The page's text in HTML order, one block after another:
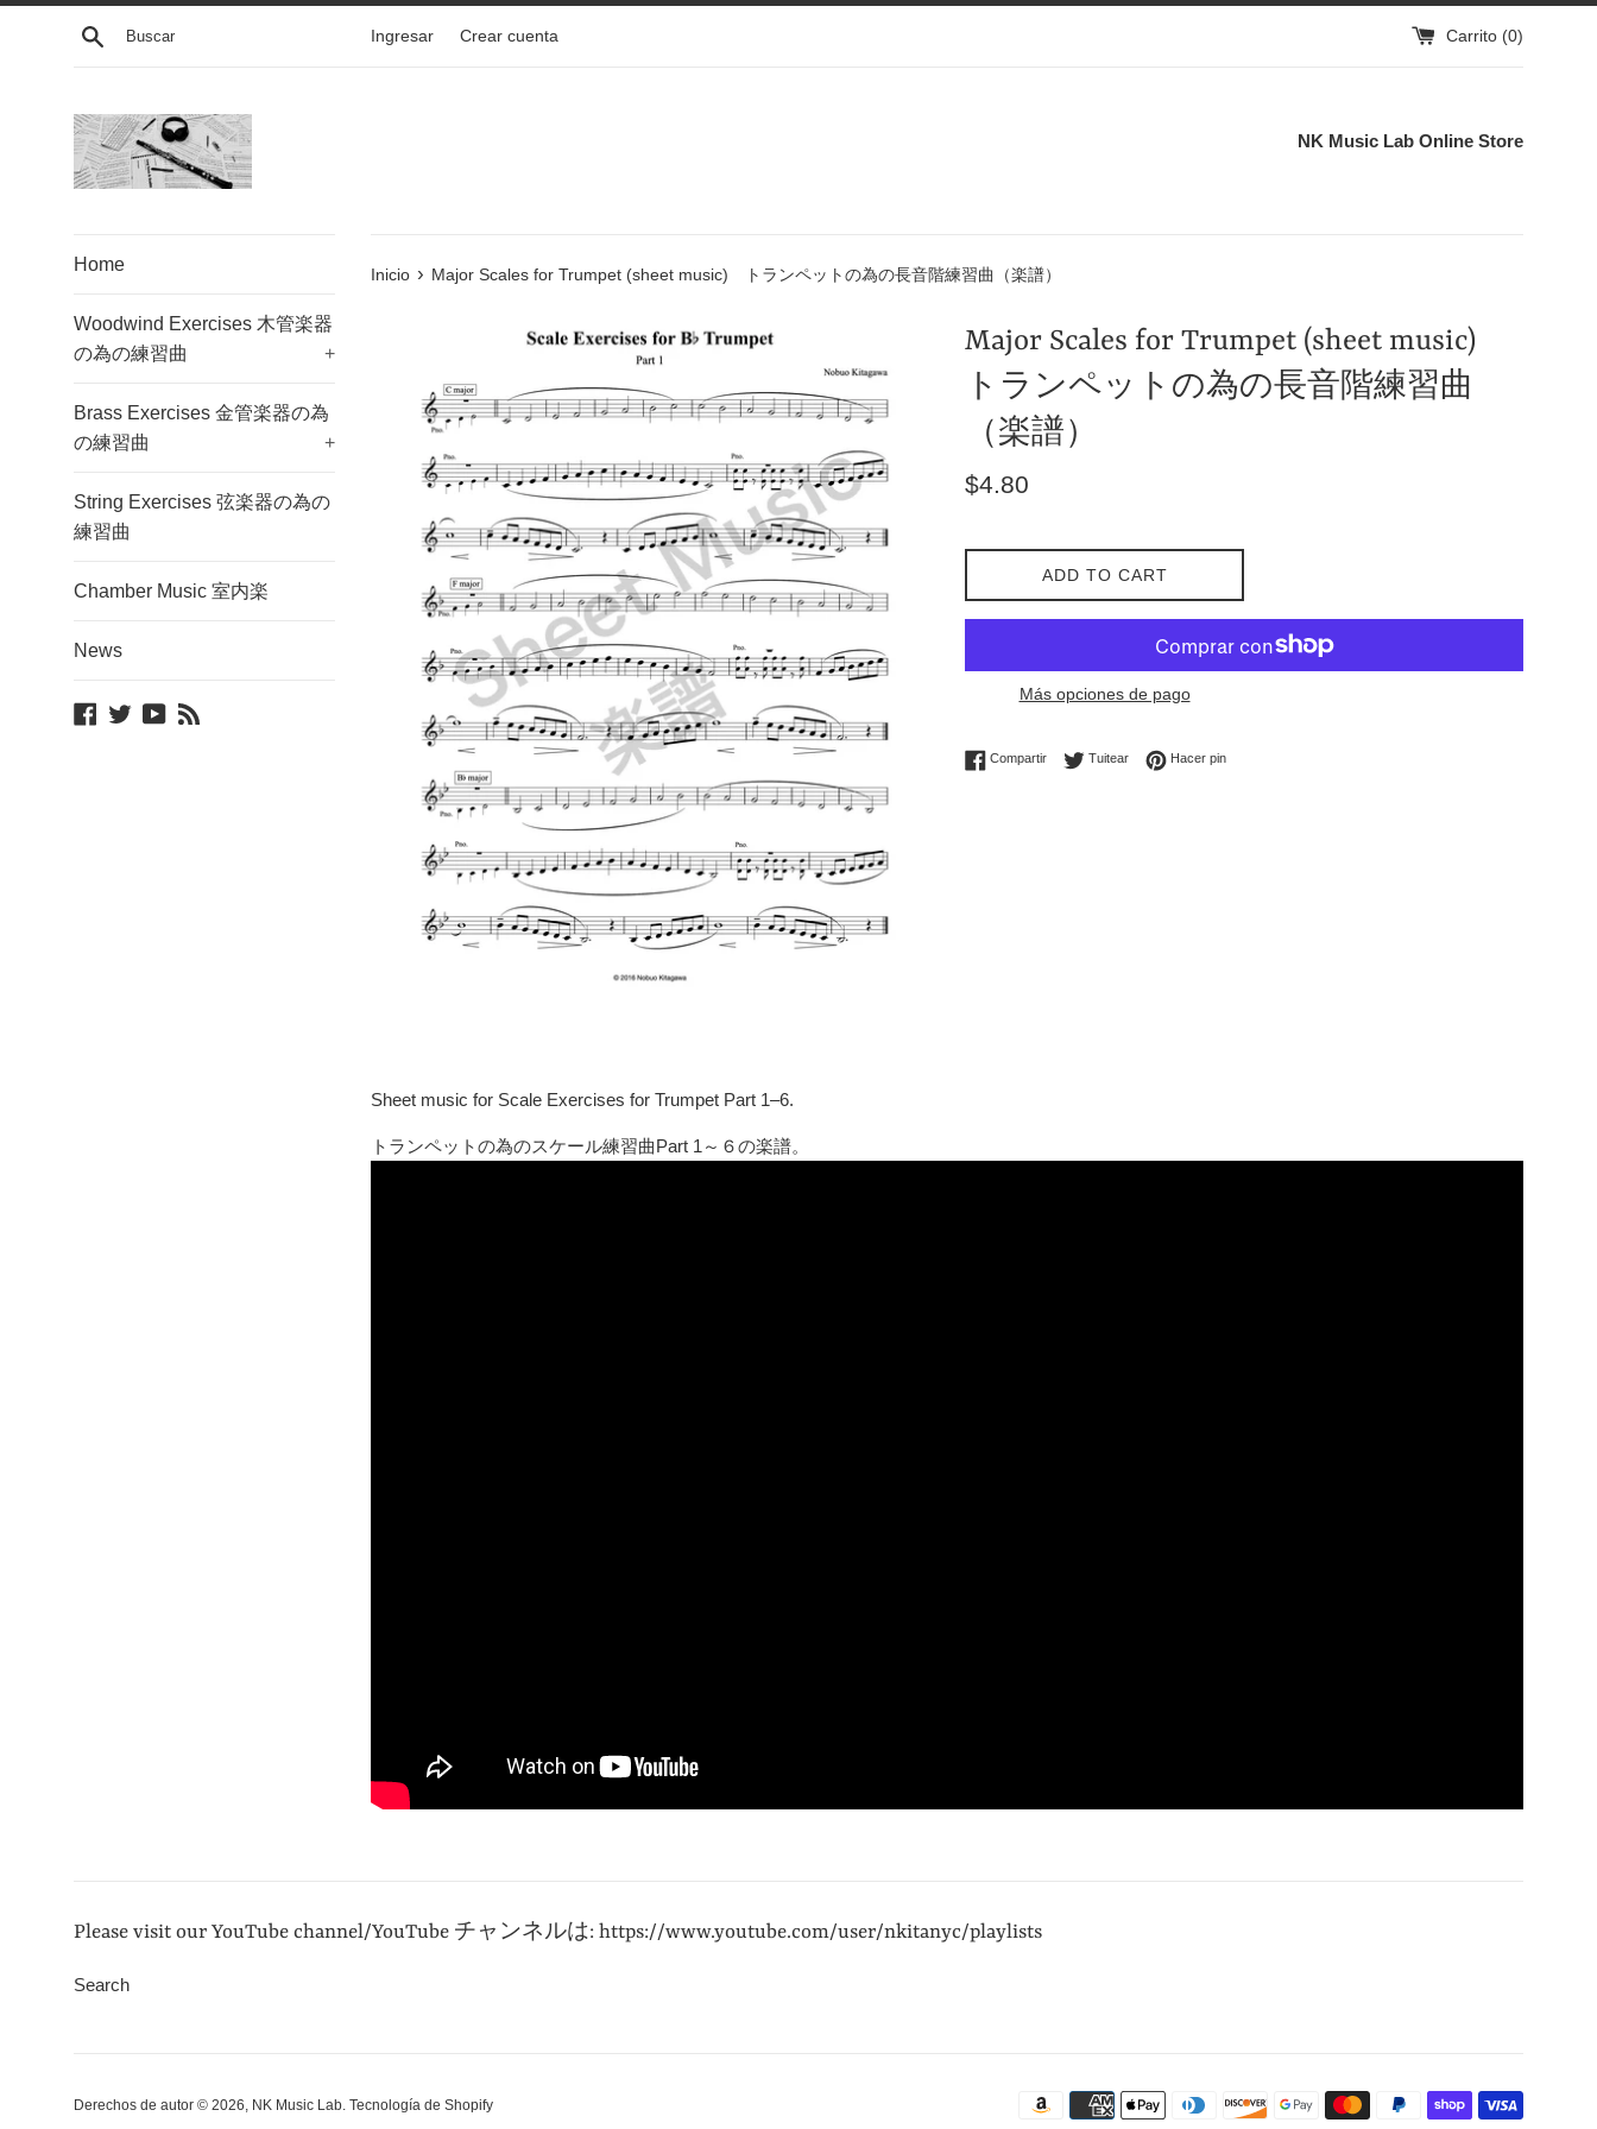
Ir
directamente
Buscar Ingresar Crear cuenta Carrito (0)
NK Music Lab Online Store
Home
Woodwind Exercises 木管楽器
の為の練習曲
+
Brass Exercises 金管楽器の為
の練習曲
+
String Exercises 弦楽器の為の
練習曲
Chamber Music 室内楽
News
Facebook
TwitterYouTube
Inicio › Major Scales for Trumpet (sheet music) トランペットの為の長音階練習曲（楽譜）
Major Scales for Trumpet (sheet music)
トランペットの為の長音階練習曲
（楽譜）
Precio
$4.80
ADD TO CART
Más opciones de pago
CompartirCompartir en Facebook
TuitearTuitear en Twitter
Hacer pinPinear en Pinterest
Sheet music for Scale Exercises for Trumpet Part 1–6.
トランペットの為のスケール練習曲Part 1 ～６の楽譜。
Please visit our YouTube channel/YouTube チャンネルは: https://www.youtube.com/user/nkitanyc/playlists
Search
Derechos de autor © 2026, NK Music Lab Tecnología de Shopify